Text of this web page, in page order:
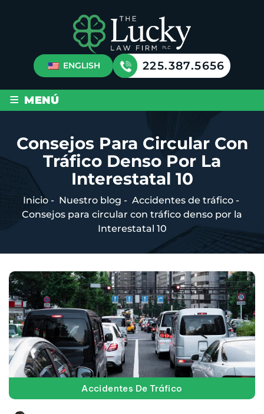
ENGLISH 225.387.5656
≡ MENÚ
Consejos Para Circular Con
Tráfico Denso Por La
Interestatal 10
Inicio- Nuestro blog - Accidentes de tráfico-
Consejos para circular con tráfico denso por la
Interestatal 10
Accidentes De Tráfico